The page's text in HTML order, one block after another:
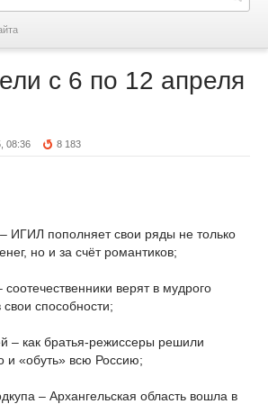
с 6 по 12 апреля
08:36 8 183
ИГИЛ пополняет свои ряды не только
но и за счёт романтиков;
верят в мудрого
способности;
– как братья-режиссеры решили
и «обуть» всю Россию;
– Архангельская область вошла в